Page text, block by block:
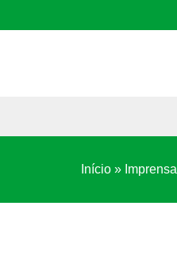
Início » Imprensa